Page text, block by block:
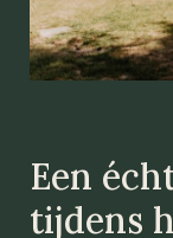
Een
tijdens